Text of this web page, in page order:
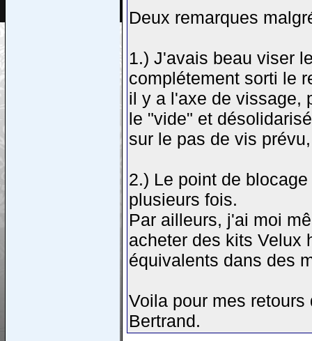
Deux remarques
1.) J'avais beau viser
complétement sorti le
il y a l'axe de vissage,
le "vide" et
sur le pas de vis
2.) Le point de
plusieurs fois.
Par ailleurs, j'ai moi
acheter des kits Velux
équivalents dans des
Voila pour mes
Bertrand.